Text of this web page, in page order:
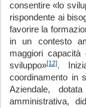
consentire «lo
rispondente ai
favorire la
in un contesto
maggiori
sviluppo»[12].
coordinamento in
Aziendale,
amministrativa,